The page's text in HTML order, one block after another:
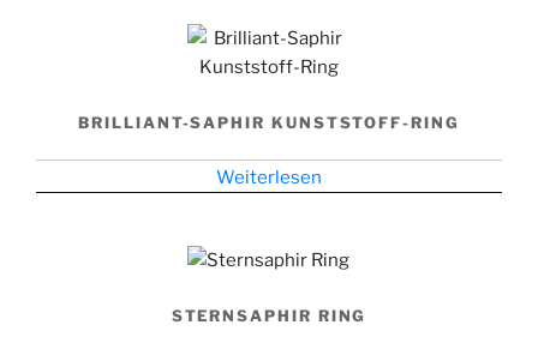
BRILLIANT-SAPHIR KUNSTSTOFF-RING
Weiterlesen
STERNSAPHIR RING